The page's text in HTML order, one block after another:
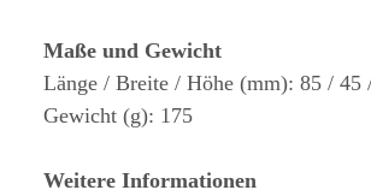
Maße und Gewicht
Länge / Breite / Höhe (mm): 85 / 45
Gewicht (g): 175
Weitere Informationen